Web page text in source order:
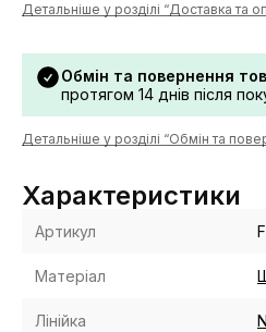
Детальніше у розділі “Доставка та
Обмін та повернення
протягом 14 днів після
Детальніше у розділі “Обмін та
Характеристики
Артикул
Матеріал
Лінійка